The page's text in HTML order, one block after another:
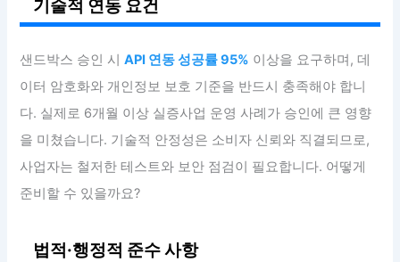
기술적 연동 요건
샌드박스 승인 시API 연동 성공률 95% 이상을 요구하며, 데
이터 암호화와 개인정보 보호 기준을 반드시 충족해야 합니
다. 실제로 6개월 이상 실증사업 운영 사례가 승인에 큰 영향
을 미쳤습니다. 기술적 안정성은 소비자 신뢰와 직결되므로,
사업자는 철저한 테스트와 보안 점검이 필요합니다. 어떻게
준비할 수 있을까요?
법적·행정적 준수 사항